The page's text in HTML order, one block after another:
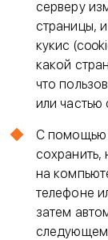
серверу
страницы,
кукис
какой
что
или частью
С помощью
сохранить,
на
телефоне
затем
следующем